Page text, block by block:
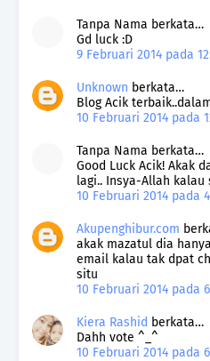
Tanpa Nama berkata…
Gd luck :D
9 Februari 2014 pada
Unknown berkata…
Blog Acik
10 Februari 2014 pada
Tanpa Nama berkata…
Good Luck Acik! Akak
lagi.. Insya-Allah kalau
10 Februari 2014 pada
Akupenghibur.com
akak mazatul dia
email kalau tak dpat
situ
10 Februari 2014 pada
Kiera Rashid berkata…
Dahh vote ^_^
10 Februari 2014 pada